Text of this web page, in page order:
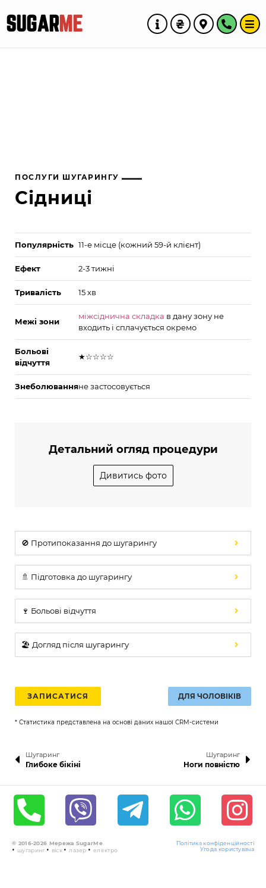
SUGARME
ПОСЛУГИ ШУГАРИНГУ
Сідниці
Популярність 11-е місце (кожний 59-й клієнт)
Ефект 2-3 тижні
Тривалість 15 хв
Межі зони
міжсіднична складка в дану зону не
входить і сплачується окремо
Больові
відчуття
★☆☆☆☆
Знеболюванняне застосовується
Детальний огляд процедури
Дивитись фото
🚫 Протипоказання до шугарингу
🚿 Підготовка до шугарингу
🍷 Больові відчуття
🏖️ Догляд після шугарингу
ЗАПИСАТИСЯ ДЛЯ ЧОЛОВІКІВ
* Статистика представлена на основі даних нашої CRM-системи
Шугаринг
Глибоке бікіні
Шугаринг
Ноги повністю
© 2016-2026 Мережа SugarMe
• шугаринг • віск •лазер •електро
Політика конфіденційності
Угода користувача